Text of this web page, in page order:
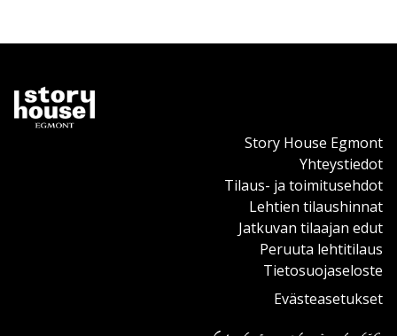
Story House Egmont
Yhteystiedot
Tilaus- ja toimitusehdot
Lehtien tilaushinnat
Jatkuvan tilaajan edut
Peruuta lehtitilaus
Tietosuojaseloste
Evästeasetukset